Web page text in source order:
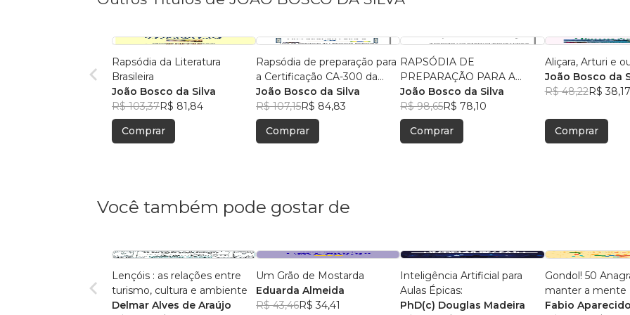
Rapsódia da Literatura
Brasileira
João Bosco da Silva
R$ 103,37R$ 81,84
Comprar
Rapsódia de preparação para
a Certificação CA-300 da
ABECIP
João Bosco da Silva
R$ 107,15R$ 84,83
Comprar
RAPSÓDIA DE
PREPARAÇÃO PARA A
CERTIFICAÇÃO FBB-100 DA
FEBRABAN
João Bosco da Silva
R$ 98,65R$ 78,10
Comprar
Aliçara, Arturi e
João Bosco da
R$ 48,22R$ 38,17
Comprar
Você também pode gostar de
Lençóis : as relações entre
turismo, cultura e ambiente
Delmar Alves de Araújo
Um Grão de Mostarda
Eduarda Almeida
R$ 43,46R$ 34,41
Inteligência Artificial para
Aulas Épicas:
PhD(c) Douglas Madeira
Gondol! 50
manter a mente
Fabio